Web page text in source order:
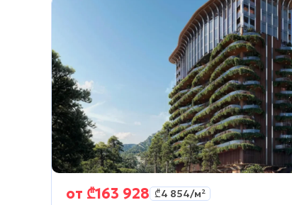
от ₾163 928 ₾4 854/м²